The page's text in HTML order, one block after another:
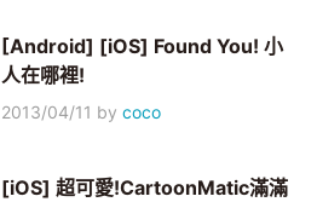
[Android] [iOS] Found You! 小
人在哪裡!
2013/04/11 bycoco
[iOS] 超可愛!CartoonMatic滿滿